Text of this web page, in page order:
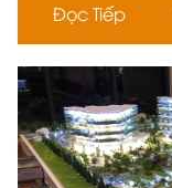
hoang sơ.
Đọc Tiếp